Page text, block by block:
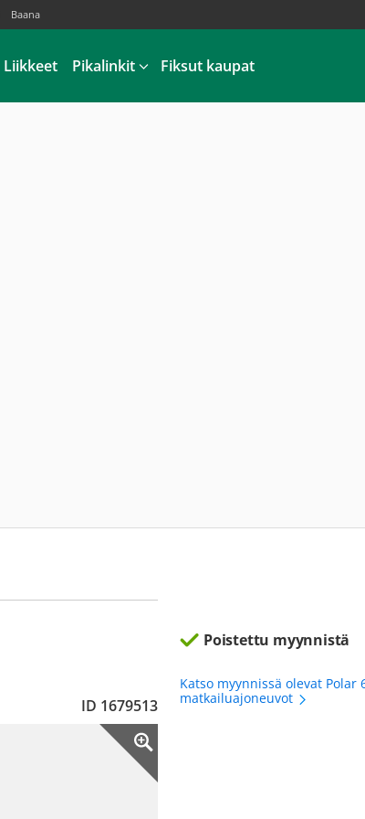
Baana
Liikkeet Pikalinkit Fiksut kaupat
ID 1679513
Poistettu myynnistä
Katso myynnissä olevat Polar
matkailuajoneuvot